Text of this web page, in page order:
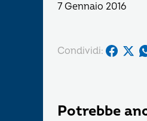
7 Gennaio 2016
Condividi:
Potrebbe